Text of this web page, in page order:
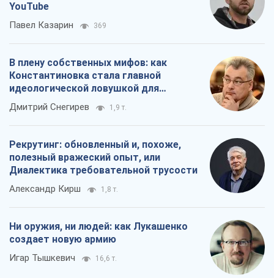
YouTube
Павел Казарин 369
В плену собственных мифов: как
Константиновка стала главной
идеологической ловушкой для
российских оккупантов
Дмитрий Снегирев 1,9 т.
Рекрутинг: обновленный и, похоже,
полезный вражеский опыт, или
Диалектика требовательной трусости
Александр Кирш 1,8 т.
Ни оружия, ни людей: как Лукашенко
создает новую армию
Игар Тышкевич 16,6 т.